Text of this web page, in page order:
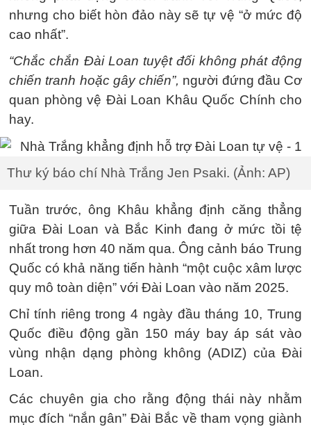
nhưng cho biết hòn đảo này sẽ tự vệ “ở mức độ
cao nhất”.
“Chắc chắn Đài Loan tuyệt đối không phát động
chiến tranh hoặc gây chiến”, người đứng đầu Cơ
quan phòng vệ Đài Loan Khâu Quốc Chính cho
hay.
Thư ký báo chí Nhà Trắng Jen Psaki. (Ảnh: AP)
Tuần trước, ông Khâu khẳng định căng thẳng
giữa Đài Loan và Bắc Kinh đang ở mức tồi tệ
nhất trong hơn 40 năm qua. Ông cảnh báo Trung
Quốc có khả năng tiến hành “một cuộc xâm lược
quy mô toàn diện” với Đài Loan vào năm 2025.
Chỉ tính riêng trong 4 ngày đầu tháng 10, Trung
Quốc điều động gần 150 máy bay áp sát vào
vùng nhận dạng phòng không (ADIZ) của Đài
Loan.
Các chuyên gia cho rằng động thái này nhằm
mục đích “nắn gân” Đài Bắc về tham vọng giành